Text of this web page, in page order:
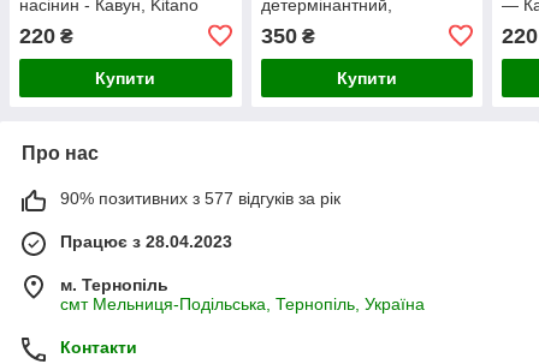
насінин - Кавун, Kitano
220 ₴
Купити
детермінантний,
350₴
Купити
—
220
Про нас
90% позитивних з 577 відгуків за рік
Працює з 28.04.2023
м. Тернопіль
смт Мельниця-Подільська, Тернопіль, Україна
Контакти